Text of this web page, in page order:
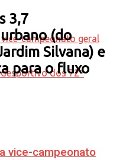
vice-campeonato
3,7
(do
Silvana) e
para o fluxo